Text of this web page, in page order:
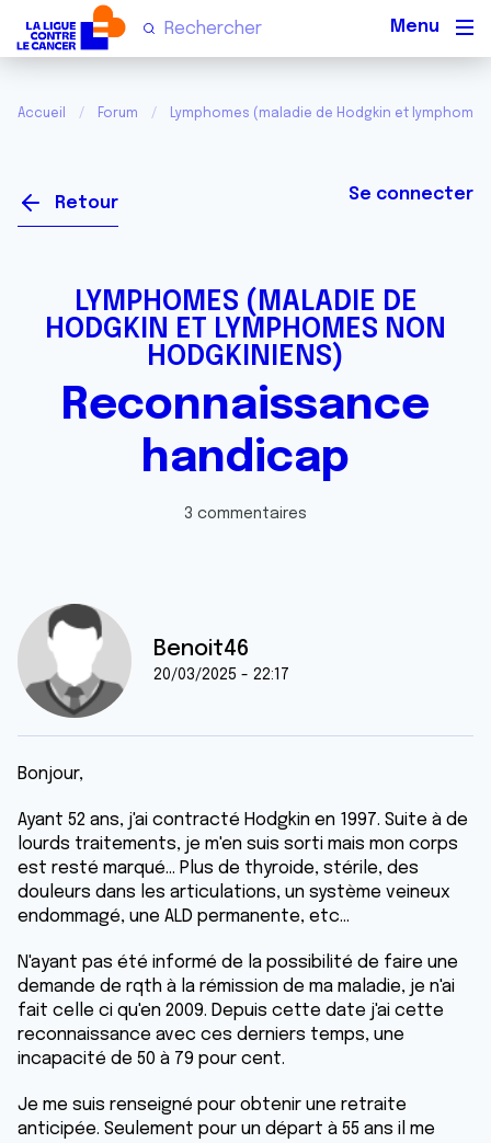
Accueil Forum Lymphomes (maladie de Hodgkin et
Retour Se connecter
LYMPHOMES (MALADIE DE
HODGKIN ET LYMPHOMES NON
HODGKINIENS)
Reconnaissance
handicap
3 commentaires
Benoit46
20/03/2025 - 22:17
Bonjour,
Ayant 52 ans, j'ai contracté Hodgkin en 1997. Suite à de
lourds traitements, je m'en suis sorti mais mon corps
est resté marqué... Plus de thyroide, stérile, des
douleurs dans les articulations, un système veineux
endommagé, une ALD permanente, etc...
N'ayant pas été informé de la possibilité de faire une
demande de rqth à la rémission de ma maladie, je n'ai
fait celle ci qu'en 2009. Depuis cette date j'ai cette
reconnaissance avec ces derniers temps, une
incapacité de 50 à 79 pour cent.
Je me suis renseigné pour obtenir une retraite
anticipée. Seulement pour un départ à 55 ans il me